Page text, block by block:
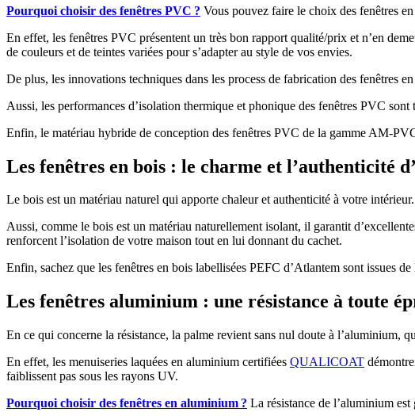
Pourquoi choisir des fenêtres PVC ? Vous pouvez faire le choix des fenêtres
En effet, les fenêtres PVC présentent un très bon rapport qualité/prix et n’en
de couleurs et de teintes variées pour s’adapter au style de vos envies.
De plus, les innovations techniques dans les process de fabrication des fenêtres
Aussi, les performances d’isolation thermique et phonique des fenêtres PVC
Enfin, le matériau hybride de conception des fenêtres PVC de la gamme AM-
Les fenêtres en bois : le charme et l’authenticité
Le bois est un matériau naturel qui apporte chaleur et authenticité à votre intérieur.
Aussi, comme le bois est un matériau naturellement isolant, il garantit
renforcent l’isolation de votre maison tout en lui donnant du cachet.
Enfin, sachez que les fenêtres en bois labellisées PEFC d’Atlantem sont issues
Les fenêtres aluminium : une résistance à toute
En ce qui concerne la résistance, la palme revient sans nul doute à l’aluminium,
En effet, les menuiseries laquées en aluminium certifiées QUALICOAT
faiblissent pas sous les rayons UV.
Pourquoi choisir des fenêtres en aluminium ? La résistance de l’aluminium